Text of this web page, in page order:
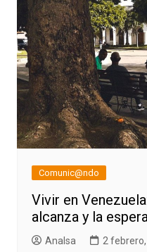
Comunic@ndo
Vivir en
alcanza y la
AnaIsa 2